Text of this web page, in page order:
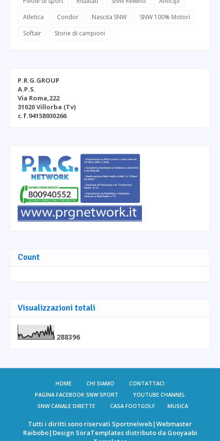
Atletica
Condor Nascita SNW
SNW 100% Motori
Softair
Storie di campioni
P.R.G.GROUP
A.P.S.
Via Roma,222
31020 Villorba (Tv)
c.f.94158930266
Count
Visualizzazioni totali
288396
HOME CHI SIAMO
CONTATTACI
PAGINA FACEBOOK SNW SPORT
YOUTUBE CHANNEL
SNW CANALE DIRETTE
CASA FOOTGOLF MUSICA
Tutti i diritti sono riservati Sportnelweb|Webmaster
Raibobo|Design SoraTemplatesdistributo da Gooyaabi